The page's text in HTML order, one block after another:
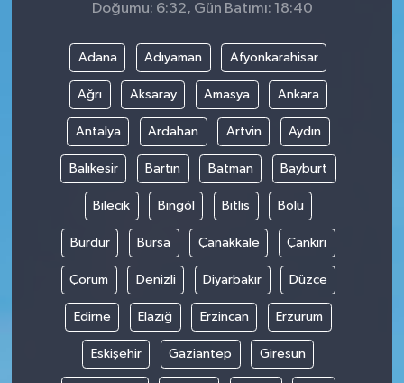
Doğumu: 6:32, Gün Batımı: 18:40
Adana Adıyaman Afyonkarahisar
Ağrı Aksaray Amasya Ankara
Antalya Ardahan Artvin Aydın
Balıkesir Bartın Batman Bayburt
Bilecik Bingöl Bitlis Bolu
Burdur Bursa Çanakkale Çankırı
Çorum Denizli Diyarbakır Düzce
Edirne Elazığ Erzincan Erzurum
Eskişehir Gaziantep Giresun